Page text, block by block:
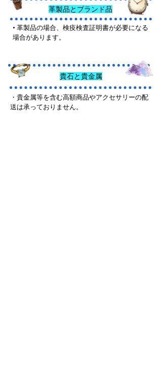
革製品とブランド品
• 革製品の場合、検疫検査証明書が必要になる
場合があります。
貴石と貴金属
・貴金属等を含む高額商品やアクセサリーの配
送は承っておりません。